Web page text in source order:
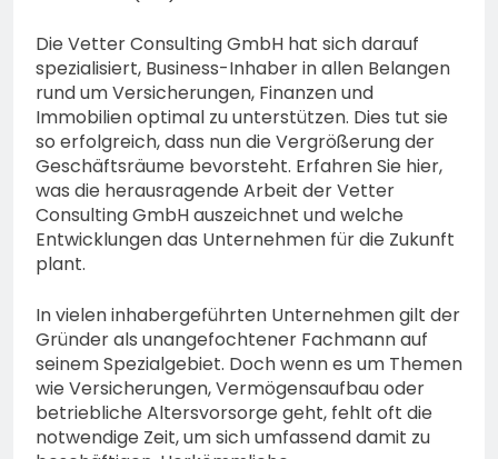
4. August 2026
Die Vetter Consulting GmbH hat sich darauf
spezialisiert, Business-Inhaber in allen Belangen
rund um Versicherungen, Finanzen und
Immobilien optimal zu unterstützen. Dies tut sie
so erfolgreich, dass nun die Vergrößerung der
Geschäftsräume bevorsteht. Erfahren Sie hier,
was die herausragende Arbeit der Vetter
Consulting GmbH auszeichnet und welche
Entwicklungen das Unternehmen für die Zukunft
plant.
In vielen inhabergeführten Unternehmen gilt der
Gründer als unangefochtener Fachmann auf
seinem Spezialgebiet. Doch wenn es um Themen
wie Versicherungen, Vermögensaufbau oder
betriebliche Altersvorsorge geht, fehlt oft die
notwendige Zeit, um sich umfassend damit zu